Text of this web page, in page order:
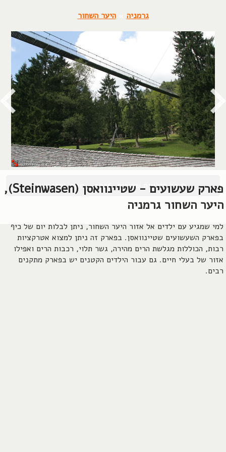
גרמניה »היער השחור
פארק שעשועים - שטיינוואסן (Steinwasen),
היער השחור גרמניה
למי שמגיע עם ילדים אל אזור היער השחור, ניתן לבלות יום של כיף
בפארק השעשועים שטיינוואסן. בפארק זה ניתן למצוא אטרקציות
רבות, הכוללות מגלשת הרים מהירה, גשר תלוי, רכבות הרים ואפילו
אזור של בעלי חיים. גם עבור הילדים הקטנים יש בפארק מתקנים
רבים.
© כל הזכויות שמורות, 2004-2026, אורן שץ